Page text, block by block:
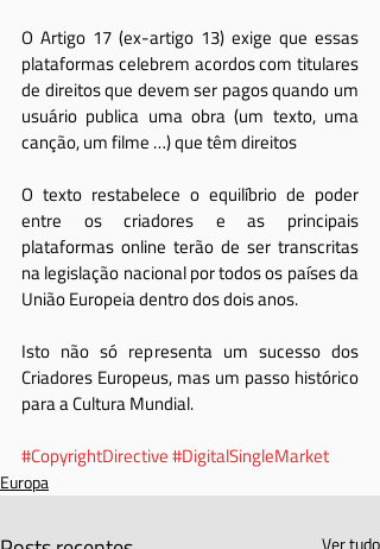
O Artigo 17 (ex-artigo 13) exige que essas
plataformas celebrem acordos com titulares
de direitos que devem ser pagos quando um
usuário publica uma obra (um texto, uma
canção, um filme …) que têm direitos
O texto restabelece o equilíbrio de poder
entre os criadores e as principais
plataformas online terão de ser transcritas
na legislação nacional por todos os países da
União Europeia dentro dos dois anos.
Isto não só representa um sucesso dos
Criadores Europeus, mas um passo histórico
para a Cultura Mundial.
#CopyrightDirective#DigitalSingleMarket
Europa
Ver tudo